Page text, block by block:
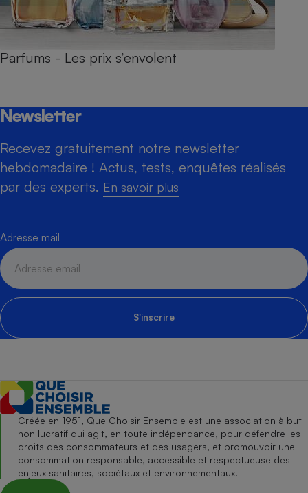
Parfums - Les prix s’envolent
Newsletter
Recevez gratuitement notre newsletter
hebdomadaire ! Actus, tests, enquêtes réalisés
par des experts. En savoir plus
Adresse mail
S'inscrire
Créée en 1951, Que Choisir Ensemble est une association à but
non lucratif qui agit, en toute indépendance, pour défendre les
droits des consommateurs et des usagers, et promouvoir une
consommation responsable, accessible et respectueuse des
enjeux sanitaires, sociétaux et environnementaux.